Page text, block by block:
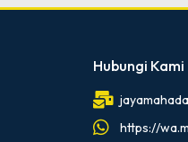
Hubungi Kami
https://